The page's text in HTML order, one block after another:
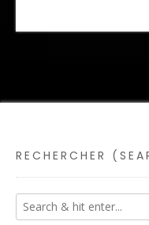
RECHERCHER